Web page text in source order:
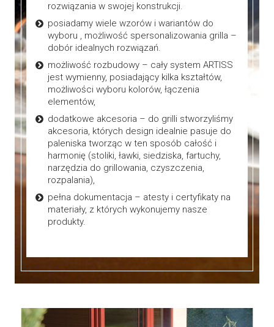
rozwiązania w swojej konstrukcji.
posiadamy wiele wzorów i wariantów do
wyboru , możliwość spersonalizowania grilla –
dobór idealnych rozwiązań.
możliwość rozbudowy – cały system ARTISS
jest wymienny, posiadający kilka kształtów,
możliwości wyboru kolorów, łączenia
elementów,
dodatkowe akcesoria – do grilli stworzyliśmy
akcesoria, których design idealnie pasuje do
paleniska tworząc w ten sposób całość i
harmonię (stoliki, ławki, siedziska, fartuchy,
narzędzia do grillowania, czyszczenia,
rozpalania),
pełna dokumentacja – atesty i certyfikaty na
materiały, z których wykonujemy nasze
produkty.